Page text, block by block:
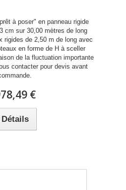
à poser" en panneau rigide
cm sur 30,00 mètres de long
rigides de 2,50 m de long avec
en forme de H à sceller
de la fluctuation importante
contacter pour devis avant
€
Détails